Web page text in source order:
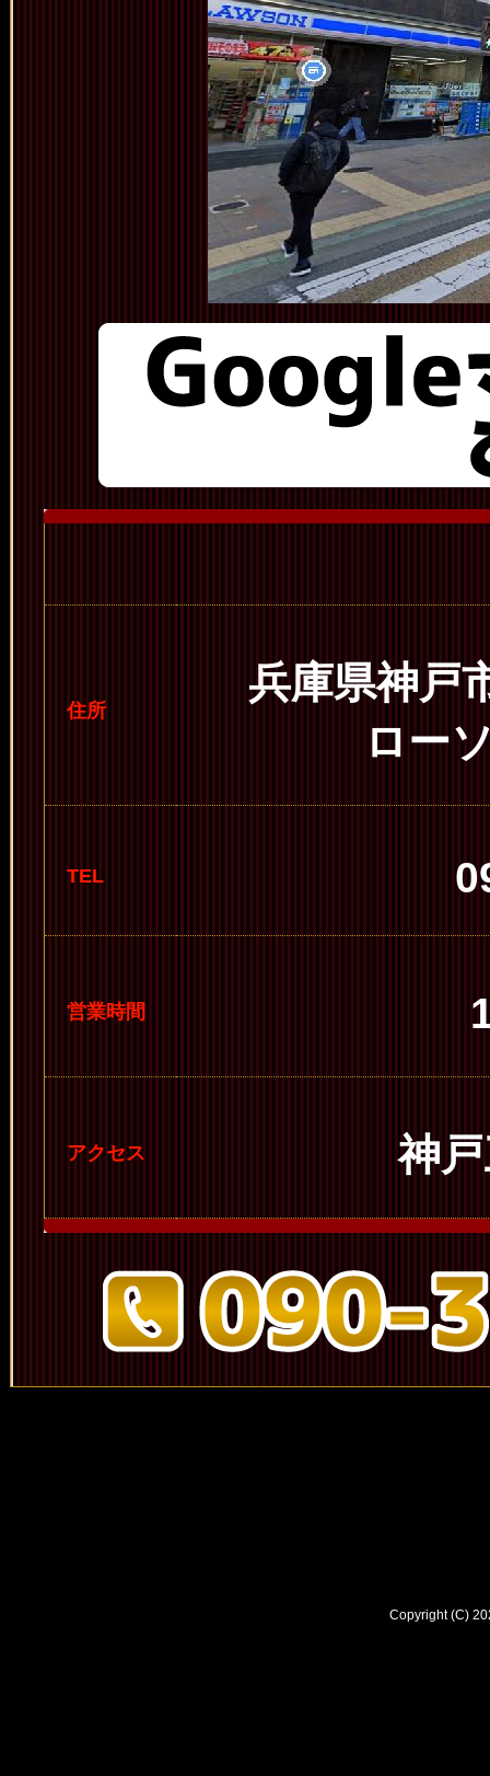
住所
兵庫県神戸
ロー
TEL
営業時間
アクセス 神
Copyright (C)